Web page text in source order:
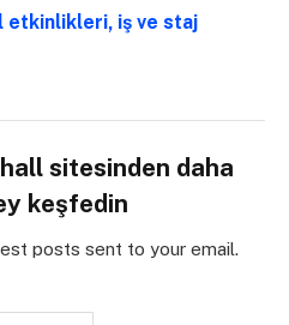
etkinlikleri, iş ve staj
sitesinden daha
keşfedin
posts sent to your email.